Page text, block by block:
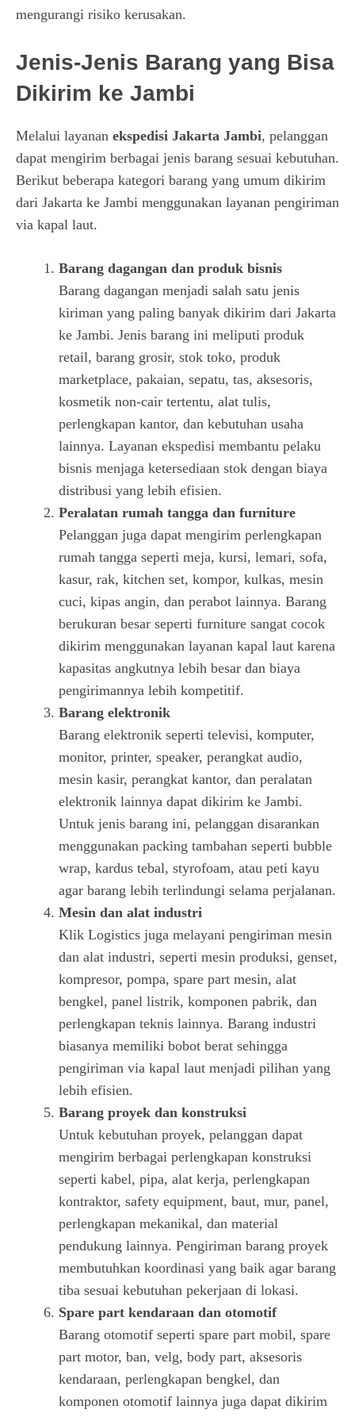
mengurangi risiko kerusakan.
Jenis-Jenis Barang yang Bisa
Dikirim ke Jambi
Melalui layanan ekspedisi Jakarta Jambi, pelanggan
dapat mengirim berbagai jenis barang sesuai kebutuhan.
Berikut beberapa kategori barang yang umum dikirim
dari Jakarta ke Jambi menggunakan layanan pengiriman
via kapal laut.
Barang dagangan dan produk bisnis
Barang dagangan menjadi salah satu jenis
kiriman yang paling banyak dikirim dari Jakarta
ke Jambi. Jenis barang ini meliputi produk
retail, barang grosir, stok toko, produk
marketplace, pakaian, sepatu, tas, aksesoris,
kosmetik non-cair tertentu, alat tulis,
perlengkapan kantor, dan kebutuhan usaha
lainnya. Layanan ekspedisi membantu pelaku
bisnis menjaga ketersediaan stok dengan biaya
distribusi yang lebih efisien.
Peralatan rumah tangga dan furniture
Pelanggan juga dapat mengirim perlengkapan
rumah tangga seperti meja, kursi, lemari, sofa,
kasur, rak, kitchen set, kompor, kulkas, mesin
cuci, kipas angin, dan perabot lainnya. Barang
berukuran besar seperti furniture sangat cocok
dikirim menggunakan layanan kapal laut karena
kapasitas angkutnya lebih besar dan biaya
pengirimannya lebih kompetitif.
Barang elektronik
Barang elektronik seperti televisi, komputer,
monitor, printer, speaker, perangkat audio,
mesin kasir, perangkat kantor, dan peralatan
elektronik lainnya dapat dikirim ke Jambi.
Untuk jenis barang ini, pelanggan disarankan
menggunakan packing tambahan seperti bubble
wrap, kardus tebal, styrofoam, atau peti kayu
agar barang lebih terlindungi selama perjalanan.
Mesin dan alat industri
Klik Logistics juga melayani pengiriman mesin
dan alat industri, seperti mesin produksi, genset,
kompresor, pompa, spare part mesin, alat
bengkel, panel listrik, komponen pabrik, dan
perlengkapan teknis lainnya. Barang industri
biasanya memiliki bobot berat sehingga
pengiriman via kapal laut menjadi pilihan yang
lebih efisien.
Barang proyek dan konstruksi
Untuk kebutuhan proyek, pelanggan dapat
mengirim berbagai perlengkapan konstruksi
seperti kabel, pipa, alat kerja, perlengkapan
kontraktor, safety equipment, baut, mur, panel,
perlengkapan mekanikal, dan material
pendukung lainnya. Pengiriman barang proyek
membutuhkan koordinasi yang baik agar barang
tiba sesuai kebutuhan pekerjaan di lokasi.
Spare part kendaraan dan otomotif
Barang otomotif seperti spare part mobil, spare
part motor, ban, velg, body part, aksesoris
kendaraan, perlengkapan bengkel, dan
komponen otomotif lainnya juga dapat dikirim